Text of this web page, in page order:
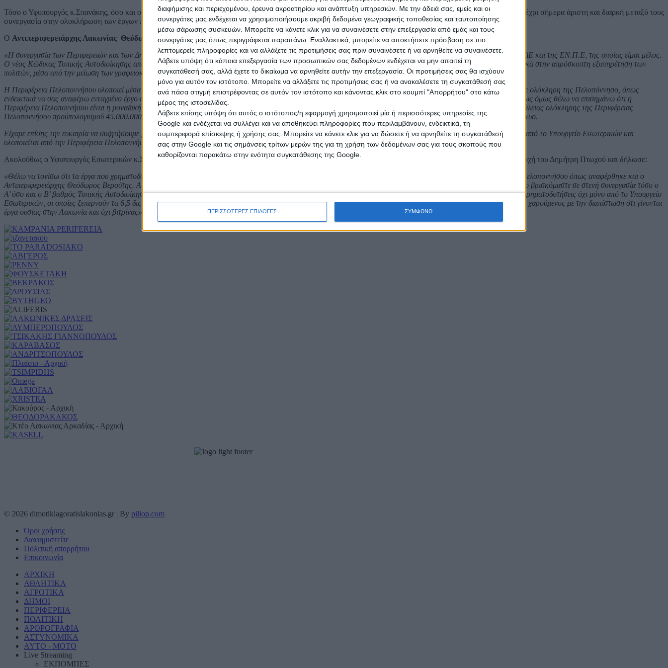
διαφήμισης και περιεχομένου, έρευνα ακροατηρίου και ανάπτυξη υπηρεσιών. Με την άδειά σας, εμείς και οι
συνεργάτες μας ενδέχεται να χρησιμοποιήσουμε ακριβή δεδομένα γεωγραφικής τοποθεσίας και ταυτοποίησης
μέσω σάρωσης συσκευών. Μπορείτε να κάνετε κλικ για να συναινέσετε στην επεξεργασία από εμάς και τους
συνεργάτες μας όπως περιγράφεται παραπάνω. Εναλλακτικά, μπορείτε να αποκτήσετε πρόσβαση σε πιο
λεπτομερείς πληροφορίες και να αλλάξετε τις προτιμήσεις σας πριν συναινέσετε ή να αρνηθείτε να συναινέσετε.
Λάβετε υπόψη ότι κάποια επεξεργασία των προσωπικών σας δεδομένων ενδέχεται να μην απαιτεί τη
συγκατάθεσή σας, αλλά έχετε το δικαίωμα να αρνηθείτε αυτήν την επεξεργασία. Οι προτιμήσεις σας θα ισχύουν
μόνο για αυτόν τον ιστότοπο. Μπορείτε να αλλάξετε τις προτιμήσεις σας ή να ανακαλέσετε τη συγκατάθεσή σας
ανά πάσα στιγμή επιστρέφοντας σε αυτόν τον ιστότοπο και κάνοντας κλικ στο κουμπί "Απορρήτου" στο κάτω
μέρος της ιστοσελίδας.
Λάβετε επίσης υπόψη ότι αυτός ο ιστότοπος/η εφαρμογή χρησιμοποιεί μία ή περισσότερες υπηρεσίες της
Google και ενδέχεται να συλλέγει και να αποθηκεύει πληροφορίες που περιλαμβάνουν, ενδεικτικά, τη
συμπεριφορά επίσκεψης ή χρήσης σας. Μπορείτε να κάνετε κλικ για να δώσετε ή να αρνηθείτε τη συγκατάθεσή
σας στην Google και τις σημάνσεις τρίτων μερών της για τη χρήση των δεδομένων σας για τους σκοπούς που
καθορίζονται παρακάτω στην ενότητα συγκατάθεσης της Google.
ΠΕΡΙΣΣΟΤΕΡΕΣ ΕΠΙΛΟΓΕΣ ΣΥΜΦΩΝΩ
Τόσο ο Υφυπουργός κ.Σπανάκης, όσο και ο Αντιπεριφερειάρχης κ.Βερούτης και ο Δήμαρχος κ.Βακαλόπουλος δεν παρέλειψαν στις δηλώσεις τους να τονίσουν την μέχρι σήμερα άριστη και διαρκή μεταξύ τους
συνεργασία στην ολοκλήρωση των έργων που στόχο έχουν να βελτιώσουν την καθημερινότητα και την ποιότητα ζωής των πολιτών.
Ο Αντιπεριφερειάρχης Λακωνίας Θεόδωρος Βερούτης αφού καλωσόρισε στη Λακωνία τον Υφυπουργό Εσωτερικών κ.Βασίλη Σπανάκη, δήλωσε:
«Η συνεργασία των Περιφερειών και των Δήμων με το Υπουργείο Εσωτερικών είναι άμεση και επιτυχής, όπως αυτό αποτυπώνεται και στις κοινές συνεδριάσεις της ΚΕΔΕ και της ΕΝ.Π.Ε, της οποίας είμαι μέλος.
Ο νέος Κώδικας Τοπικής Αυτοδιοίκησης αποτελεί ένα εγχείρημα που θα ξεκαθαρίσει τις γκρίζες ζώνες των αρμοδιοτήτων των ΟΤΑ, αλλά κυρίως θα συμβάλλει σημαντικά στην απρόσκοπτη εξυπηρέτηση των
πολιτών, μέσα από την μείωση των γραφειοκρατικών διαδικασιών.
Η Περιφέρεια Πελοποννήσου υλοποιεί μέσα από πόρους του Ταμείου Ανάκαμψης, που εξασφάλισε το Υπουργείο Εσωτερικών, πολύ σημαντικά έργα οδικής ασφάλειας σε ολόκληρη της Πελοπόννησο, όπως
ενδεικτικά να σας αναφέρω ενταγμένο έργο οδικής ασφάλειας 20.000.000 ευρώ που ολοκληρώνεται μέχρι το τέλος του έτους σε όλες τις Περιφερειακές Ενότητες. Κυρίως όμως θέλω να επισημάνω ότι η
Περιφέρεια Πελοποννήσου είναι η μοναδική περιφέρεια που διατηρεί, μέσα από την καλή συνεργασία με το Υπουργείο Εσωτερικών και δεύτερο μεγάλο έργο οδικής ασφάλειας ολόκληρης της Περιφέρειας
Πελοποννήσου προϋπολογισμού 45.000.000 ευρώ, ενταγμένο στο Ταμείο Ανάκαμψης, που θα εκσυγχρονίσει και βελτιώσει σημαντικά το εθνικό και επαρχιακό οδικό δίκτυο.
Είχαμε επίσης την ευκαιρία να συζητήσουμε με τον Υφυπουργό Εσωτερικών και ζητήματα που αφορούν στο μεγάλο έργο της Μεταφοράς μαθητών, που χρηματοδοτείται από το Υπουργείο Εσωτερικών και
υλοποιείται από την Περιφέρεια Πελοποννήσου»
Ακολούθως ο Υφυπουργός Εσωτερικών κ.Σπανάκης, αναφέρθηκε στα σημαντικό έργα που υλοποιούνται στην Περιφέρεια Πελοποννήσου από την Περιφερειακή Αρχή του Δημήτρη Πτωχού και δήλωσε:
«Θέλω να τονίσω ότι τα έργα που χρηματοδοτούνται από το Υπουργείο Εσωτερικών και υλοποιούνται από την Περιφέρεια Πελοποννήσου, γίνονται σε κάθε γωνιά της Πελοποννήσου όπως αναφέρθηκε και ο
Αντιπεριφερειάρχης Θεόδωρος Βερούτης. Αυτό όμως που έχει προτεραιότητα είναι πως θα λύσουμε ζητήματα που προκύπτουν για τα επόμενα χρόνια και γι’ αυτό το λόγο βρισκόμαστε σε στενή συνεργασία τόσο ο
Α’ όσο και ο Β’ βαθμός Τοπικής Αυτοδιοίκησης, με την Κυβέρνηση. Η Κυβέρνηση της Νέας Δημοκρατίας έχει δείξει ιδιαίτερο ενδιαφέρον για τις τοπικές κοινωνίες, με χρηματοδοτήσεις όχι μόνο από το Υπουργείο
Εσωτερικών, οι οποίες ξεπερνούν τα 6,5 δις ευρώ, αλλά και από άλλα Υπουργεία με έργα που υλοποιούνται σε κάθε επίπεδο. Ως Λάκωνας στην καταγωγή είμαι ιδιαίτερα χαρούμενος με την διαπίστωση ότι γίνονται
έργα ουσίας στην Λακωνία και όχι βιτρίνας».
© 2026 dimotikiagoratislakonias.gr | By piliop.com
Όροι χρήσης
Διαφημιστείτε
Πολιτική απορρήτου
Επικοινωνία
ΑΡΧΙΚΗ
ΑΘΛΗΤΙΚΑ
ΑΓΡΟΤΙΚΑ
ΔΗΜΟΙ
ΠΕΡΙΦΕΡΕΙΑ
ΠΟΛΙΤΙΚΗ
ΑΡΘΡΟΓΡΑΦΙΑ
ΑΣΤΥΝΟΜΙΚΑ
AYTO - MOTO
Live Streaming
ΕΚΠΟΜΠΕΣ